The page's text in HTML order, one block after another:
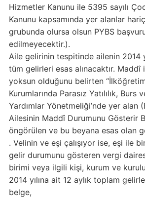
Hizmetler Kanunu ile 5395 sayılı
Kanunu kapsamında yer alanlar
grubunda olursa olsun PYBS
edilmeyecektir.).
Aile gelirinin tespitinde ailenin 2014
tüm gelirleri esas alınacaktır. Maddî
yoksun olduğunu belirten
Kurumlarında Parasız Yatılılık, Burs
Yardımlar Yönetmeliği’nde yer alan
Ailesinin Maddî Durumunu Gösterir
öngörülen ve bu beyana esas olan
. Velinin ve eşi çalışıyor ise, eşi ile
gelir durumunu gösteren vergi
birimi veya ilgili kişi, kurum ve
2014 yılına ait 12 aylık toplam
belge,